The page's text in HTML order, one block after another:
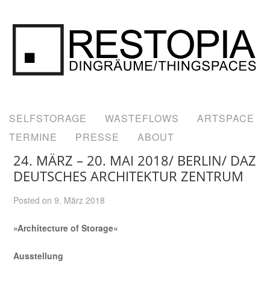
SELFSTORAGE WASTEFLOWS
ARTSPACE
TERMINE
PRESSE ABOUT
24. MÄRZ – 20. MAI 2018/ BERLIN/ DAZ
DEUTSCHES ARCHITEKTUR ZENTRUM
Posted on9. März 2018
»Architecture of Storage«
Ausstellung